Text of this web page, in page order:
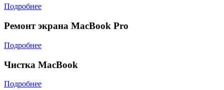
Подробнее
Ремонт экрана MacBook Pro
Подробнее
Чистка MacBook
Подробнее